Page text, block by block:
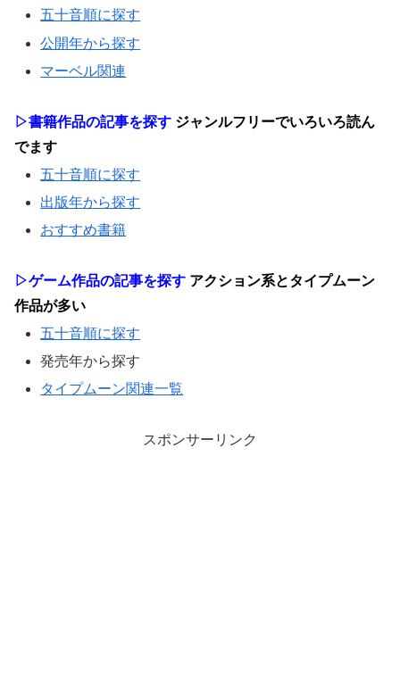
五十音順に探す
公開年から探す
マーベル関連
▷書籍作品の記事を探す ジャンルフリーでいろいろ読ん
でます
五十音順に探す
出版年から探す
おすすめ書籍
▷ゲーム作品の記事を探す アクション系とタイプムーン
作品が多い
五十音順に探す
発売年から探す
タイプムーン関連一覧
スポンサーリンク